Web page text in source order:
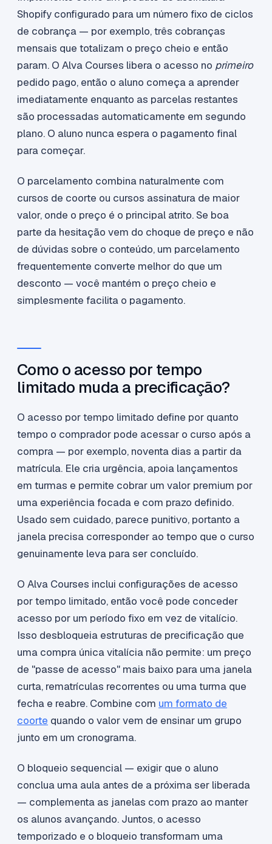
Shopify configurado para um número fixo de ciclos
de cobrança — por exemplo, três cobranças
mensais que totalizam o preço cheio e então
param. O Alva Courses libera o acesso no primeiro
pedido pago, então o aluno começa a aprender
imediatamente enquanto as parcelas restantes
são processadas automaticamente em segundo
plano. O aluno nunca espera o pagamento final
para começar.
O parcelamento combina naturalmente com
cursos de coorte ou cursos assinatura de maior
valor, onde o preço é o principal atrito. Se boa
parte da hesitação vem do choque de preço e não
de dúvidas sobre o conteúdo, um parcelamento
frequentemente converte melhor do que um
desconto — você mantém o preço cheio e
simplesmente facilita o pagamento.
Como o acesso por tempo
limitado muda a precificação?
O acesso por tempo limitado define por quanto
tempo o comprador pode acessar o curso após a
compra — por exemplo, noventa dias a partir da
matrícula. Ele cria urgência, apoia lançamentos
em turmas e permite cobrar um valor premium por
uma experiência focada e com prazo definido.
Usado sem cuidado, parece punitivo, portanto a
janela precisa corresponder ao tempo que o curso
genuinamente leva para ser concluído.
O Alva Courses inclui configurações de acesso
por tempo limitado, então você pode conceder
acesso por um período fixo em vez de vitalício.
Isso desbloqueia estruturas de precificação que
uma compra única vitalícia não permite: um preço
de "passe de acesso" mais baixo para uma janela
curta, rematrículas recorrentes ou uma turma que
fecha e reabre. Combine com um formato de
coorte quando o valor vem de ensinar um grupo
junto em um cronograma.
O bloqueio sequencial — exigir que o aluno
conclua uma aula antes de a próxima ser liberada
— complementa as janelas com prazo ao manter
os alunos avançando. Juntos, o acesso
temporizado e o bloqueio transformam uma